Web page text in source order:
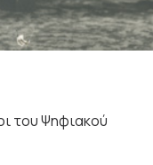
του Ψηφιακού